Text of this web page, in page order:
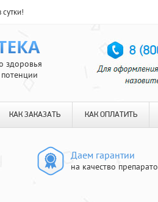
здоровья
КАК ЗАКАЗАТЬ КАК ОПЛАТИТЬ
Даем гарантии
на качество